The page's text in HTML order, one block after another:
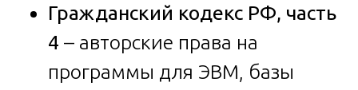
Гражданский кодекс РФ, часть
4 – авторские права на
программы для ЭВМ, базы